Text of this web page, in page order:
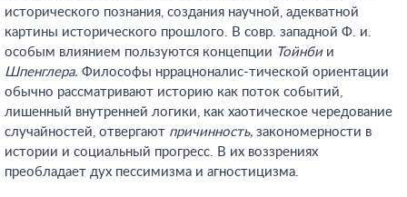
исторического познания, создания научной, адекватной
картины исторического прошлого. В совр. западной Ф. и.
особым влиянием пользуются концепции Тойнбии
Шпенглера. Философы нррацноналис-тической ориентации
обычно рассматривают историю как поток событий,
лишенный внутренней логики, как хаотическое чередование
случайностей, отвергают причинность, закономерности в
истории и социальный прогресс. В их воззрениях
преобладает дух пессимизма и агностицизма.